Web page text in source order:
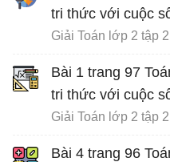
tri thức với cuộc
Giải Toán lớp 2 tập 2
Bài 1 trang 97
tri thức với cuộc
Giải Toán lớp 2 tập 2
Bài 4 trang 96